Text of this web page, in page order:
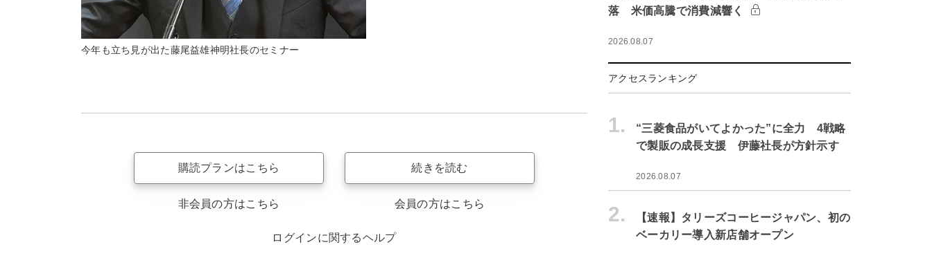
今年も立ち見が出た藤尾益雄神明社長のセミナー
購読プランはこちら
非会員の方はこちら
続きを読む
会員の方はこちら
ログインに関するヘルプ
落 米価高騰で消費減響く
2026.08.07
アクセスランキング
1.
“三菱食品がいてよかった”に全力 4戦略
で製販の成長支援 伊藤社長が方針示す
2026.08.07
2.
【速報】タリーズコーヒージャパン、初の
ベーカリー導入新店舗オープン